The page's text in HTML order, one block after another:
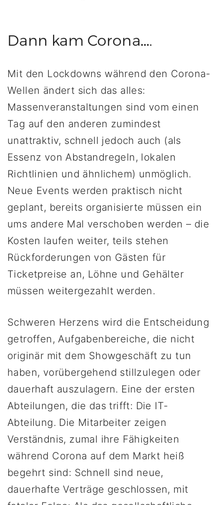
Dann kam Corona….
Mit den Lockdowns während den Corona-
Wellen ändert sich das alles:
Massenveranstaltungen sind vom einen
Tag auf den anderen zumindest
unattraktiv, schnell jedoch auch (als
Essenz von Abstandregeln, lokalen
Richtlinien und ähnlichem) unmöglich.
Neue Events werden praktisch nicht
geplant, bereits organisierte müssen ein
ums andere Mal verschoben werden – die
Kosten laufen weiter, teils stehen
Rückforderungen von Gästen für
Ticketpreise an, Löhne und Gehälter
müssen weitergezahlt werden.
Schweren Herzens wird die Entscheidung
getroffen, Aufgabenbereiche, die nicht
originär mit dem Showgeschäft zu tun
haben, vorübergehend stillzulegen oder
dauerhaft auszulagern. Eine der ersten
Abteilungen, die das trifft: Die IT-
Abteilung. Die Mitarbeiter zeigen
Verständnis, zumal ihre Fähigkeiten
während Corona auf dem Markt heiß
begehrt sind: Schnell sind neue,
dauerhafte Verträge geschlossen, mit